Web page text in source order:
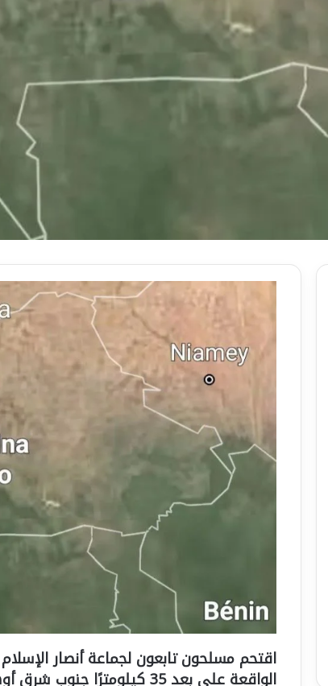
اقتحم مسلحون تابعون لجماعة أنصار